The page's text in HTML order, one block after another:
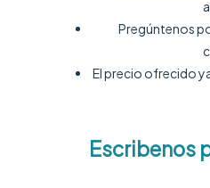
Pregúntenos
El precio ofrecido
Escribenos